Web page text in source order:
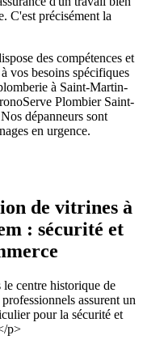
C'est précisément la
des compétences et
vos besoins spécifiques
à Saint-Martin-
Plombier Saint-
dépanneurs sont
en urgence.
de vitrines à
: sécurité et
centre historique de
assurent un
pour la sécurité et
p>